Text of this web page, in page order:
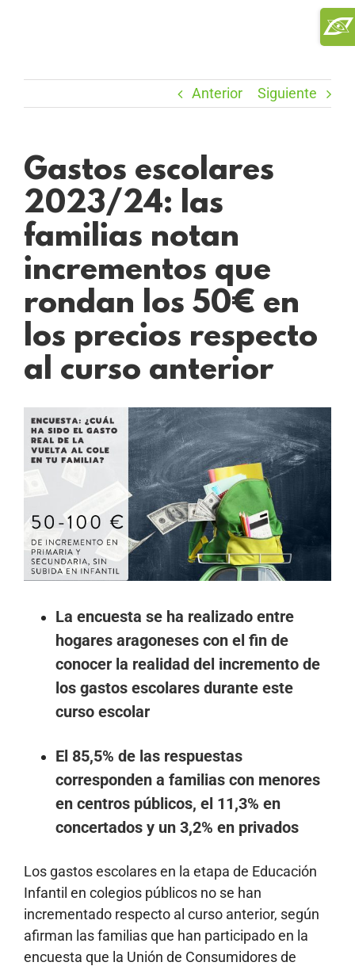
Anterior Siguiente
Gastos escolares
2023/24: las
familias notan
incrementos que
rondan los 50€ en
los precios respecto
al curso anterior
Ver
imagen
más
grande
La encuesta se ha realizado entre
hogares aragoneses con el fin de
conocer la realidad del incremento de
los gastos escolares durante este
curso escolar
El 85,5% de las respuestas
corresponden a familias con menores
en centros públicos, el 11,3% en
concertados y un 3,2% en privados
Los gastos escolares en la etapa de Educación
Infantil en colegios públicos no se han
incrementado respecto al curso anterior, según
afirman las familias que han participado en la
encuesta que la Unión de Consumidores de
Area